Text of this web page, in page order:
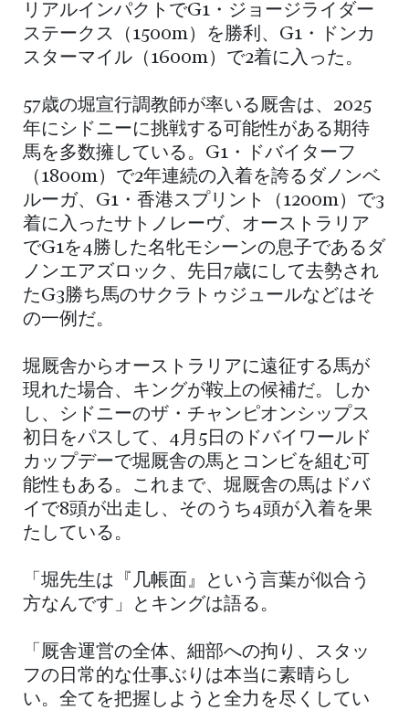
リアルインパクトでG1・ジョージライダー
ステークス（1500m）を勝利、G1・ドンカ
スターマイル（1600m）で2着に入った。
57歳の堀宣行調教師が率いる厩舎は、2025
年にシドニーに挑戦する可能性がある期待
馬を多数擁している。G1・ドバイターフ
（1800m）で2年連続の入着を誇るダノンベ
ルーガ、G1・香港スプリント（1200m）で3
着に入ったサトノレーヴ、オーストラリア
でG1を4勝した名牝モシーンの息子であるダ
ノンエアズロック、先日7歳にして去勢され
たG3勝ち馬のサクラトゥジュールなどはそ
の一例だ。
堀厩舎からオーストラリアに遠征する馬が
現れた場合、キングが鞍上の候補だ。しか
し、シドニーのザ・チャンピオンシップス
初日をパスして、4月5日のドバイワールド
カップデーで堀厩舎の馬とコンビを組む可
能性もある。これまで、堀厩舎の馬はドバ
イで8頭が出走し、そのうち4頭が入着を果
たしている。
「堀先生は『几帳面』という言葉が似合う
方なんです」とキングは語る。
「厩舎運営の全体、細部への拘り、スタッ
フの日常的な仕事ぶりは本当に素晴らし
い。全てを把握しようと全力を尽くしてい